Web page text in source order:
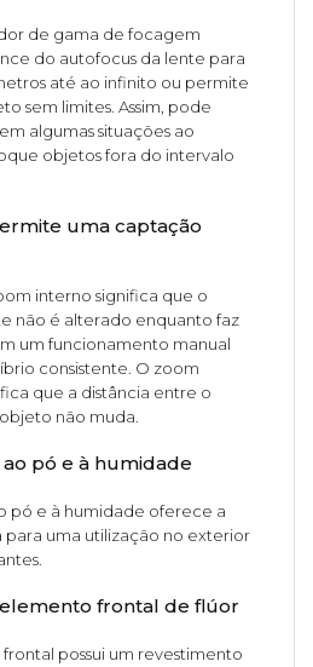
de gama de focagem
do autofocus da lente para
até ao infinito ou permite
sem limites. Assim, pode
algumas situações ao
objetos fora do intervalo
uma captação
interno significa que o
não é alterado enquanto faz
um funcionamento manual
consistente. O zoom
que a distância entre o
não muda.
pó e à humidade
pó e à humidade oferece a
para uma utilização no exterior
frontal de flúor
possui um revestimento